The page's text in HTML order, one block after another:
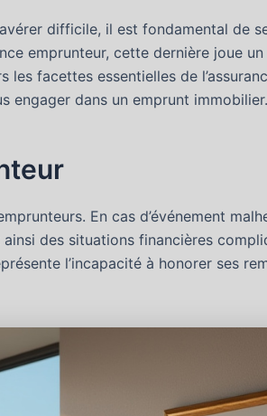
difficile, il est fondamental de
emprunteur, cette dernière joue
facettes essentielles de
engager dans un emprunt immobilier.
En cas d’événement
des situations financières
l’incapacité à honorer ses